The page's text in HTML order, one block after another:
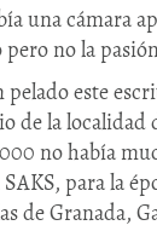
una cámara
no la
pelado este
de la localidad
no había
para la
de Granada,